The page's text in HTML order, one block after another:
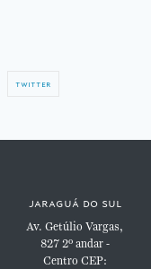
twitter
jaraguá do sul
Av. Getúlio Vargas,
8272º andar -
Centro CEP: